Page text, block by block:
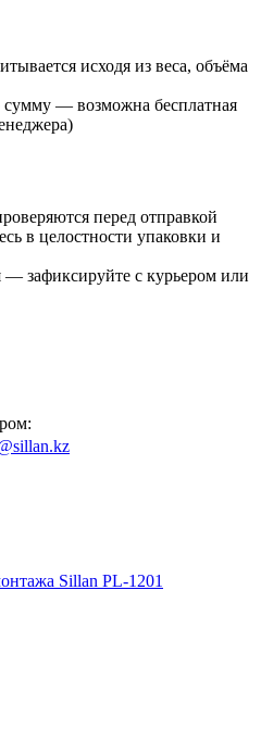
исходя из веса, объёма
— возможна бесплатная
перед отправкой
в целостности упаковки и
— зафиксируйте с курьером или
Sillan PL-1201